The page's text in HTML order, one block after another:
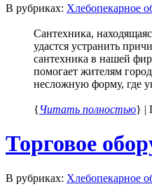
В рубриках: Хлебопекарное
Сантехника,
удастся устранить
сантехника в нашей
помогает жителям
несложную форму, где
{Читать полностью} |
Торговое
В рубриках: Хлебопекарное